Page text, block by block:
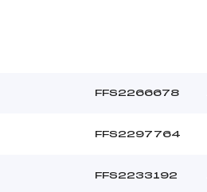
FFS2266678
FFS2297764
FFS2233192